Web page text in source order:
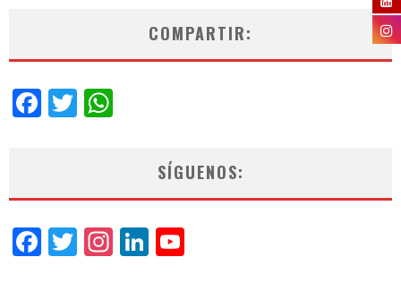
COMPARTIR:
Facebook
Twitter
SÍGUENOS:
Facebook
Twitter
Instagram
LinkedIn